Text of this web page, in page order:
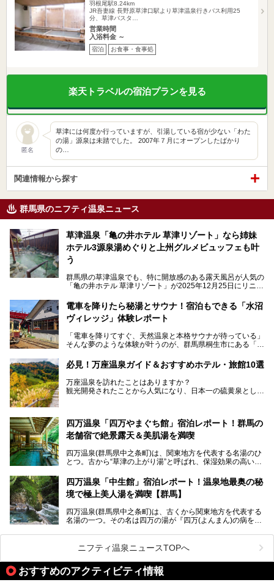
羽根尾駅8.24km
JR吾妻線 長野原草津口駅より草津温泉行きバス利用25
分、草津バスタ…
営業時間
入浴料金 ～
宿泊 お食事・食事処
楽天トラベルの宿泊プランを見る
匿名
草津には何度か行っていますが、引湯している宿が少ない「わた
の湯」源泉は未踏でした。 2007年７月にオープンしたばかり
の…
関連情報から探す
群馬県のニフティ温泉ニュース
草津温泉「亀の井ホテル 草津リゾート」なら姉妹
ホテル3源泉湯めぐりと上州グルメビュッフェも叶
う
群馬県の草津温泉でも、特に開放感のある露天風呂が人気の
「亀の井ホテル 草津リゾート」が2025年12月25日にリニュ
ロビーや客室が綺麗になって、上州グルメにこだわったビュ
ッフェも人気！アクセスはシャトルバスで楽々、さらに草津
温泉にある姉妹ホテルの「草津温泉 大東舘」「亀の井ホテ
今回はそんな「亀の井ホテル 草津リゾート」を徹底レポー
───
提供元：アイコニア・ホスピタリティ株式会社【PR】
この記事は亀の井ホテル 草津リゾートのPR記事です。
電車を降りたら秘湯とサウナ！宿泊もできる「水沼
ヴィレッジ」体験レポート
「電車を降りてすぐ、天然温泉と本格サウナが待っている」
そんな夢のような体験が叶うのが、群馬県桐生市にある「駅
日帰り温泉の「水沼の湯」と宿泊もできる「サウナの森」、
２つのエリアがあります。
今回は、その中でも特にユニークな駅直結の「水沼の湯」の
魅力に焦点を当て、温泉好き、サウナー、そして電車旅好き
必見！万座温泉ガイド＆おすすめホテル・旅館10選
万座温泉を訪れたことはありますか？
観光開発されたことから人気になり、日本一の硫黄泉として
も多いかもしれません。
そこで筆者である私が実際に行ってみました！万座温泉の楽
しみ方や周辺の観光地を解説します。
また、日帰り入浴できる温泉から混浴可能な温泉まで、おす
すめの入浴施設もご紹介します！
四万温泉「四万やまぐち館」宿泊レポート！群馬の
老舗宿で絶景露天＆美肌湯を満喫
四万温泉(群馬県中之条町)は、関東地方を代表する名湯のひ
とつ。古から“草津の上がり湯”と呼ばれ、保湿効果の高い美
「四万やまぐち館」は、この地を代表する旅館の一つ。日帰
り入浴も可能ですが、やはり宿泊してじっくり楽しむのがベ
肌湯をはじめ、館内の魅力をたっぷりとご紹介します！
四万温泉「中生館」宿泊レポート！温泉地最奥の秘
境で極上美人湯を満喫【群馬】
四万温泉(群馬県中之条町)は、古くから関東地方を代表する
名湯の一つ。その名は四万の湯が『四万(よんまん)の病を癒
観光客で賑わう人気温泉地です。
「中生館」は四万温泉最奥に位置し、秘境感漂う老舗宿。泉
質の良さ(特に美人湯効果)に定評があり、知る人ぞ知る穴場
的存在です。今回は筆者自ら宿泊し、自慢の温泉をはじめ食
事・客室・共有スペースなど、宿の全貌を徹底紹介します。
ニフティ温泉ニュースTOPへ
おすすめのアクティビティ情報